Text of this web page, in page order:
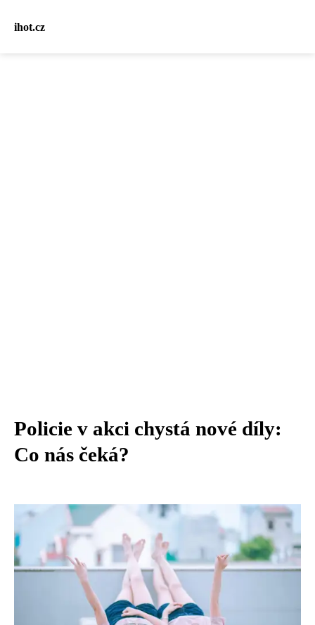
ihot.cz
Policie v akci chystá nové díly:
Co nás čeká?